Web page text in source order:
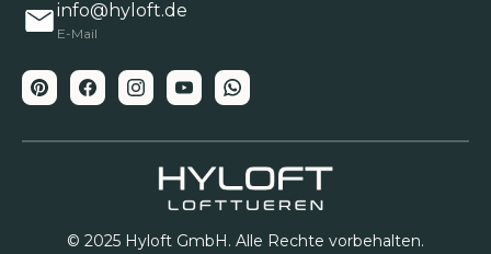
info@hyloft.de
E-Mail
© 2025 Hyloft GmbH. Alle Rechte vorbehalten.